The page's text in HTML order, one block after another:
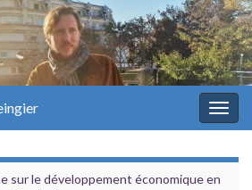
sur le développement économique en